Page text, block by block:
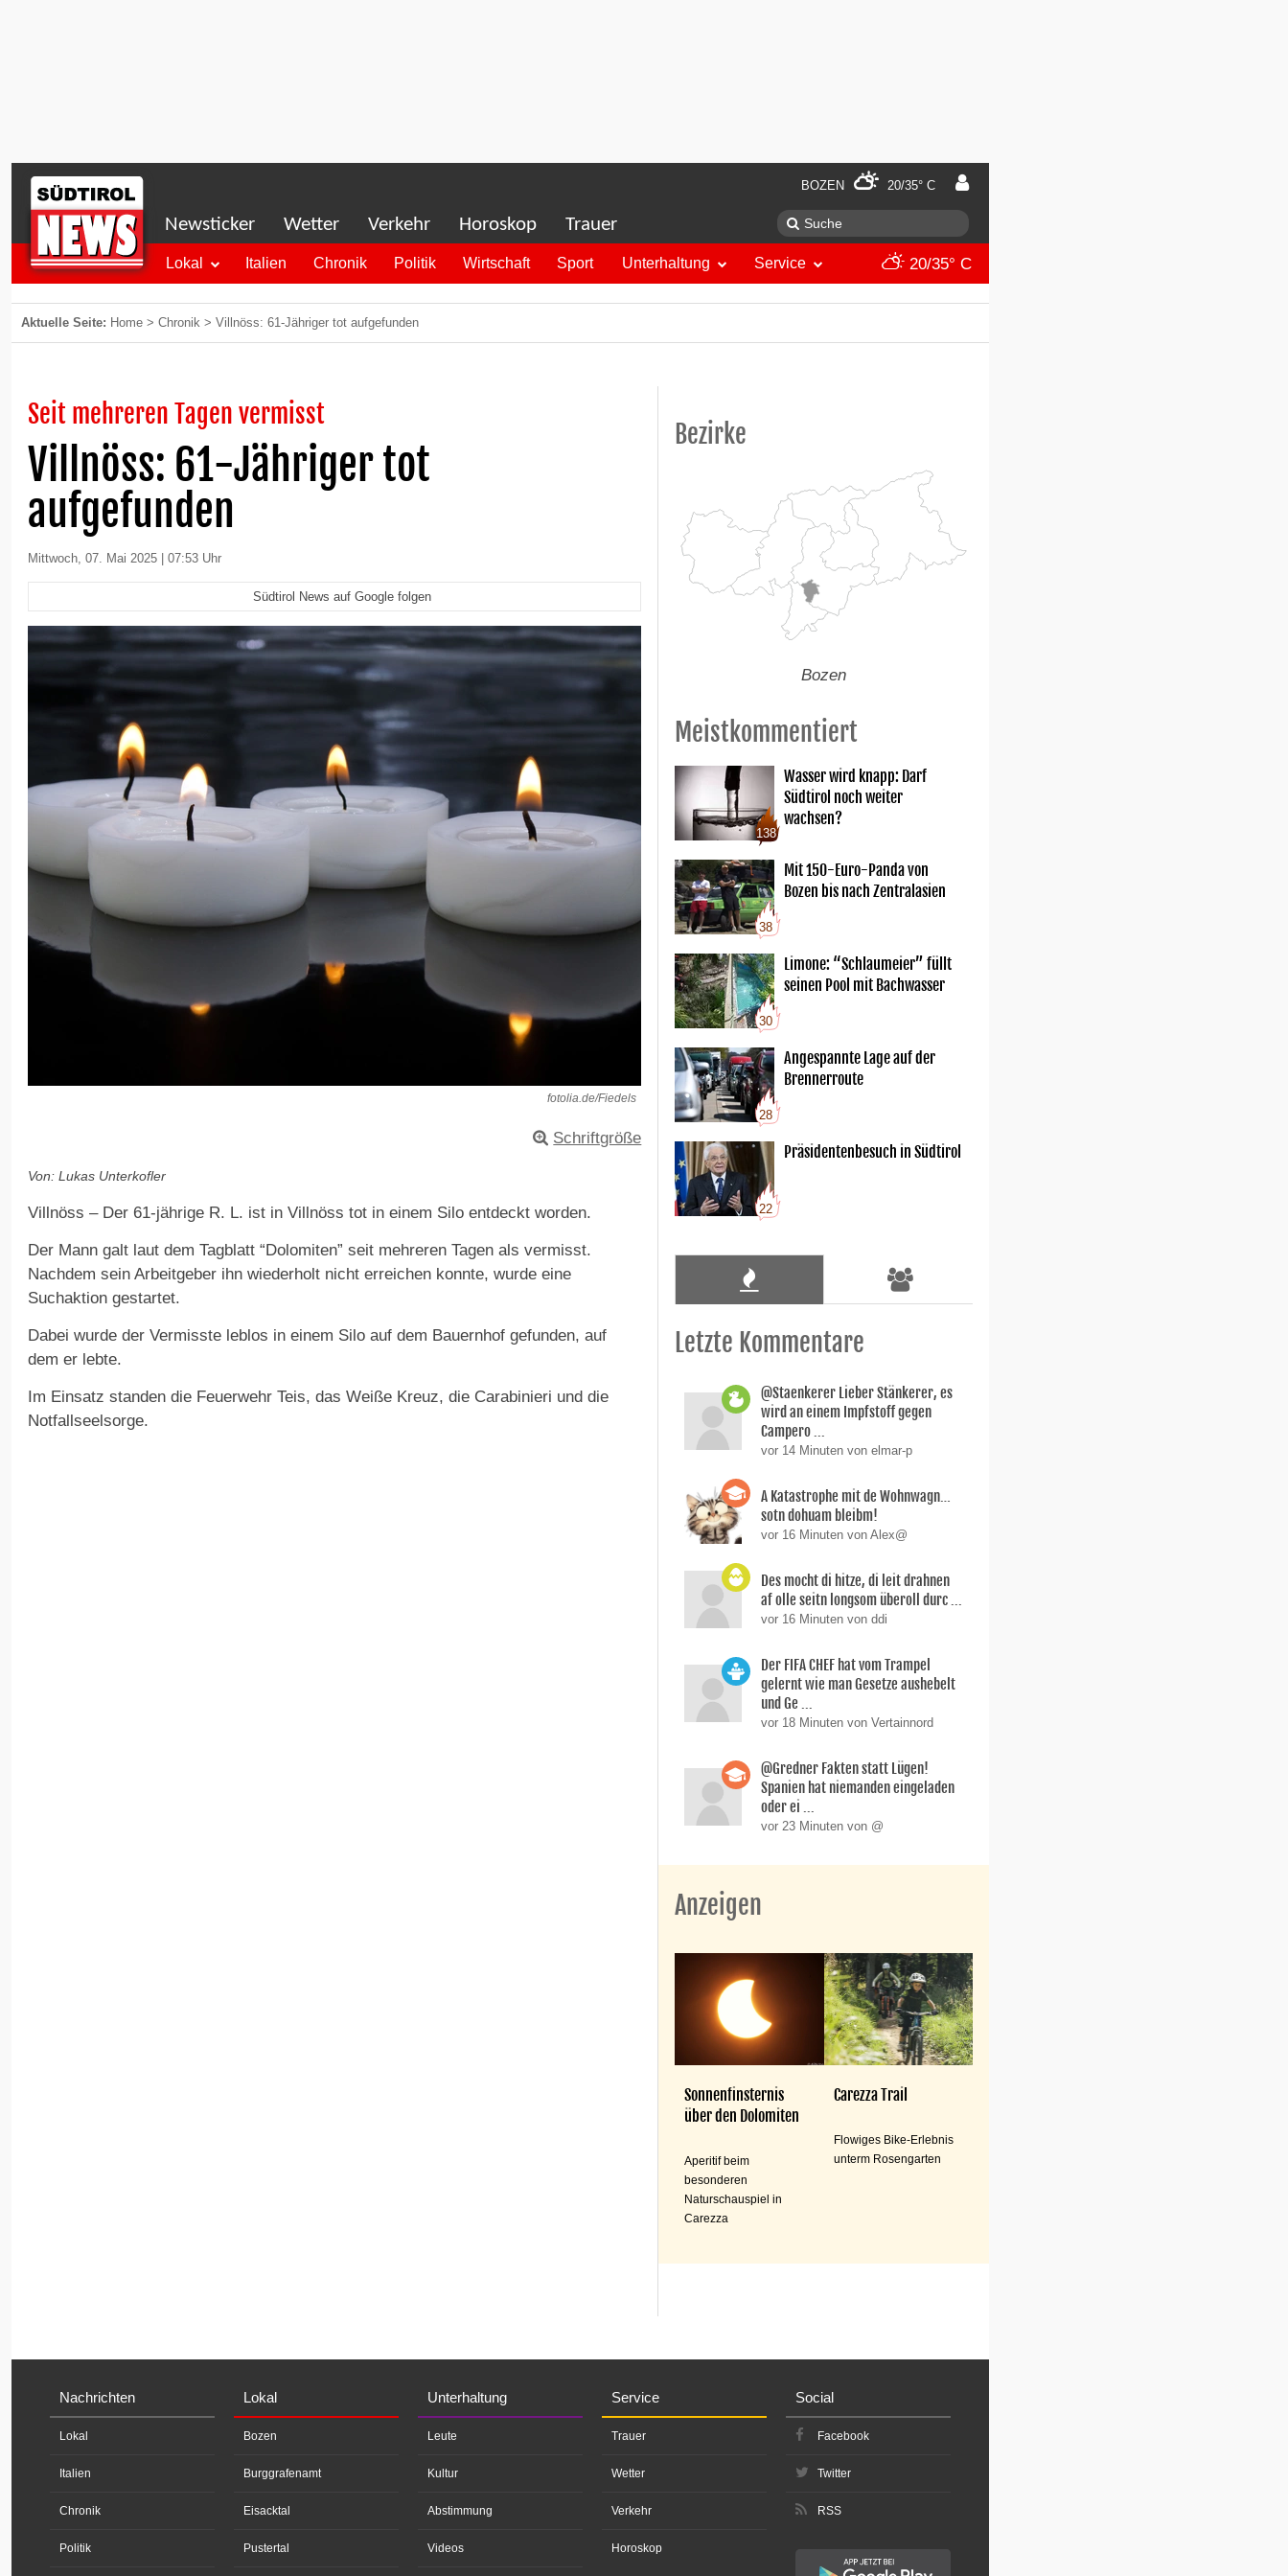
BOZEN 20/35° C
Newsticker Wetter Verkehr Horoskop Trauer
Lokal Italien Chronik Politik Wirtschaft Sport Unterhaltung Service 20/35° C
Aktuelle Seite: Home > Chronik > Villnöss: 61-Jähriger tot aufgefunden
Seit mehreren Tagen vermisst
Villnöss: 61-Jähriger tot
aufgefunden
Mittwoch, 07. Mai 2025 | 07:53 Uhr
Südtirol News auf Google folgen
fotolia.de/Fiedels
Schriftgröße
Von: Lukas Unterkofler
Villnöss – Der 61-jährige R. L. ist in Villnöss tot in einem Silo entdeckt worden.
Der Mann galt laut dem Tagblatt “Dolomiten” seit mehreren Tagen als vermisst.
Nachdem sein Arbeitgeber ihn wiederholt nicht erreichen konnte, wurde eine
Suchaktion gestartet.
Dabei wurde der Vermisste leblos in einem Silo auf dem Bauernhof gefunden, auf
dem er lebte.
Im Einsatz standen die Feuerwehr Teis, das Weiße Kreuz, die Carabinieri und die
Notfallseelsorge.
Bezirke
Bozen
Meistkommentiert
138
Wasser wird knapp: Darf
Südtirol noch weiter
wachsen?
38
Mit 150-Euro-Panda von
Bozen bis nach Zentralasien
30
Limone: “Schlaumeier” füllt
seinen Pool mit Bachwasser
28
Angespannte Lage auf der
Brennerroute
22
Präsidentenbesuch in Südtirol
Letzte Kommentare
@Staenkerer Lieber Stänkerer, es
wird an einem Impfstoff gegen
Campero ...
vor 14 Minuten von elmar-p
A Katastrophe mit de Wohnwagn…
sotn dohuam bleibm!
vor 16 Minuten von Alex@
Des mocht di hitze, di leit drahnen
af olle seitn longsom überoll durc ...
vor 16 Minuten von ddi
Der FIFA CHEF hat vom Trampel
gelernt wie man Gesetze aushebelt
und Ge ...
vor 18 Minuten von Vertainnord
@Gredner Fakten statt Lügen!
Spanien hat niemanden eingeladen
oder ei ...
vor 23 Minuten von @
Anzeigen
Sonnenfinsternis
über den Dolomiten
Aperitif beim
besonderen
Naturschauspiel in
Carezza
Carezza Trail
Flowiges Bike-Erlebnis
unterm Rosengarten
Nachrichten
Lokal
Italien
Chronik
Politik
Lokal
Bozen
Burggrafenamt
Eisacktal
Pustertal
Unterhaltung
Leute
Kultur
Abstimmung
Videos
Service
Trauer
Wetter
Verkehr
Horoskop
Social
Facebook
Twitter
RSS